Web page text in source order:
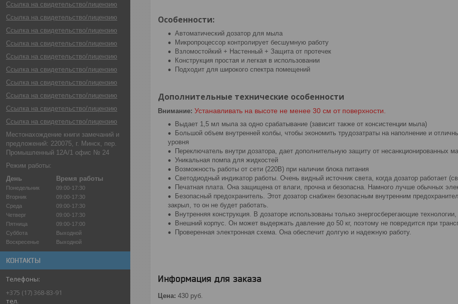
Ссылка на свидетельство/лицензию
Ссылка на свидетельство/лицензию
Ссылка на свидетельство/лицензию
Ссылка на свидетельство/лицензию
Ссылка на свидетельство/лицензию
Ссылка на свидетельство/лицензию
Ссылка на свидетельство/лицензию
Ссылка на свидетельство/лицензию
Ссылка на свидетельство/лицензию
Ссылка на свидетельство/лицензию
Местонахождение книги замечаний и
предложений: 220075, г. Минск, пер.
Промышленный 12А/1 офис № 24
Режим работы:
День
Время работы
Понедельник
09:00-17:30
Вторник
09:00-17:30
Среда
09:00-17:30
Четверг
09:00-17:30
Пятница
09:00-17:00
Суббота
Выходной
Воскресенье
Выходной
КОНТАКТЫ
+375 (17) 368-83-91
тел.
Особенности:
Автоматический дозатор для мыла
Микропроцессор контролирует бесшумную работу
Взломостойкий + Настенный + Защита от протечек
Конструкция простая и легкая в использовании
Подходит для широкого спектра помещений
Дополнительные технические особенности
Внимание: Устанавливать на высоте не менее 30 см от поверхности.
Выдает 1,5 мл мыла за одно срабатывание (зависит также от консистенции мыла)
Большой объем внутренней колбы, чтобы экономить трудозатраты на наполнение и
уровня
Переключатель внутри дозатора, дает дополнительную защиту от несанкционированных
Уникальная помпа для жидкостей
Возможность работы от сети (220В) при наличии блока питания
Светодиодный индикатор работы. Очень видный источник света, когда дозатор работает
Печатная плата. Она защищена от влаги, прочна и безопасна. Намного лучше обычных
Безопасный предохранитель. Этот дозатор снабжен безопасным внутренним
закрыл, то он не будет работать.
Внутренняя конструкция. В дозаторе использованы только энергосберегающие
Внешний корпус. Он может выдержать давление до 50 кг, поэтому не повредится при
Проверенная электронная схема. Она обеспечит долгую и надежную работу.
Информация для заказа
Цена: 430 руб.